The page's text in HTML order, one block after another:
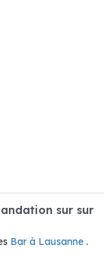
sur sur
Bar à Lausanne .